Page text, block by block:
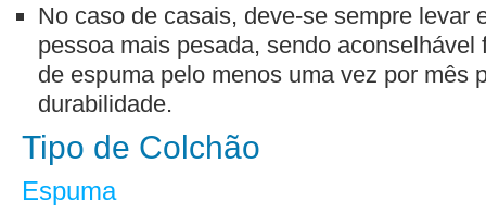
No caso de casais, deve-se sempre levar
pessoa mais pesada, sendo
de espuma pelo menos uma vez por mês
durabilidade.
Tipo de Colchão
Espuma